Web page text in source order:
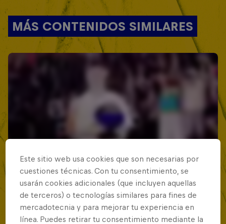
MÁS CONTENIDOS SIMILARES
Este sitio web usa cookies que son necesarias por
cuestiones técnicas. Con tu consentimiento, se
usarán cookies adicionales (que incluyen aquellas
de terceros) o tecnologías similares para fines de
mercadotecnia y para mejorar tu experiencia en
línea. Puedes retirar tu consentimiento mediante la